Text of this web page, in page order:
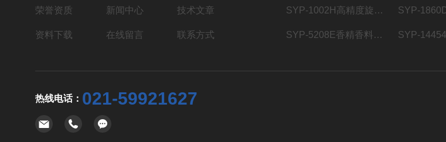
荣誉资质 新闻中心 技术文章
资料下载 在线留言 联系方式
SYP-1002H高精度旋转粘度计检定测试仪
SYP-5208E香精香料闭口闪点测定仪
热线电话： 021-59921627